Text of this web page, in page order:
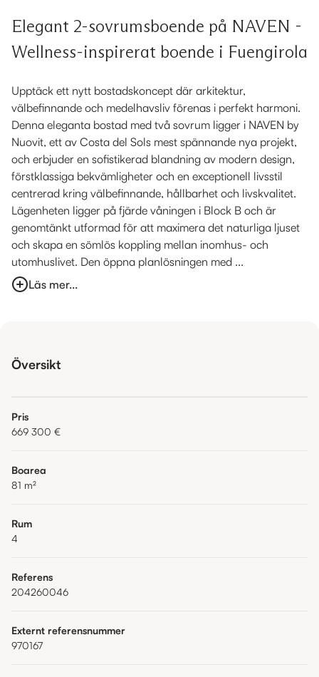
Elegant 2-sovrumsboende på NAVEN -
Wellness-inspirerat boende i Fuengirola
Upptäck ett nytt bostadskoncept där arkitektur,
välbefinnande och medelhavsliv förenas i perfekt harmoni.
Denna eleganta bostad med två sovrum ligger i NAVEN by
Nuovit, ett av Costa del Sols mest spännande nya projekt,
och erbjuder en sofistikerad blandning av modern design,
förstklassiga bekvämligheter och en exceptionell livsstil
centrerad kring välbefinnande, hållbarhet och livskvalitet.
Lägenheten ligger på fjärde våningen i Block B och är
genomtänkt utformad för att maximera det naturliga ljuset
och skapa en sömlös koppling mellan inomhus- och
utomhuslivet. Den öppna planlösningen med ...
Läs mer...
Översikt
Pris
669 300 €
Boarea
81 m²
Rum
4
Referens
204260046
Externt referensnummer
970167